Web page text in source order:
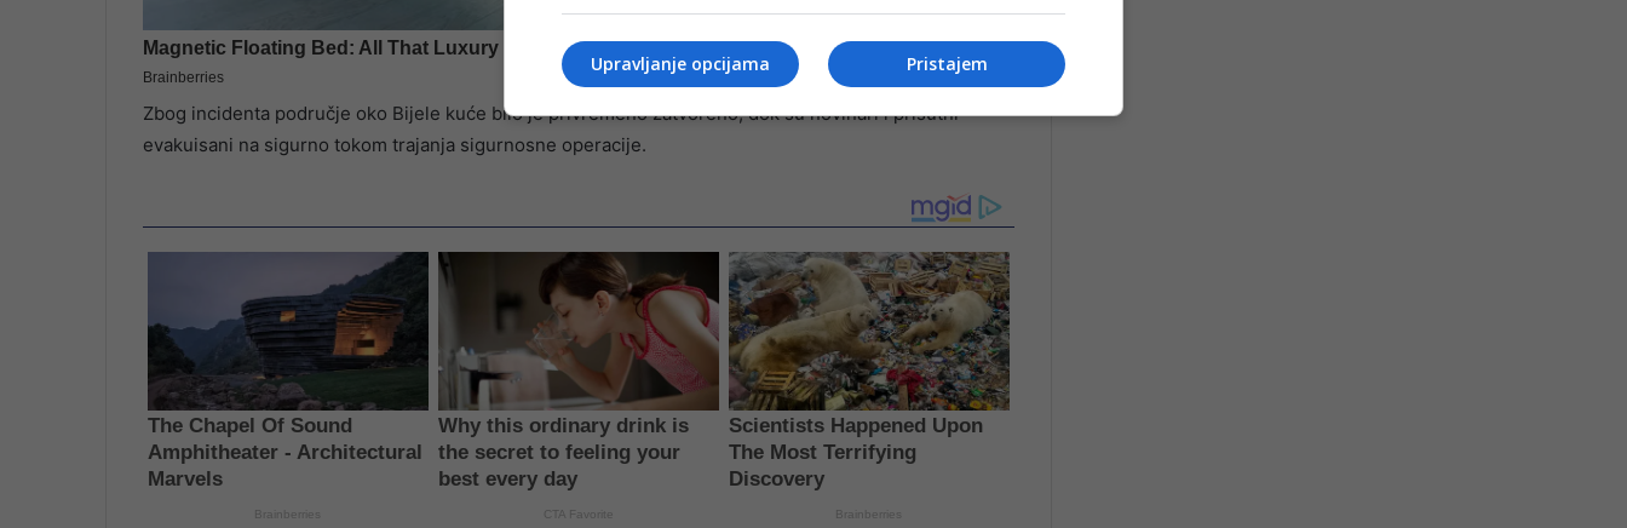
Zbog incidenta područje oko Bijele kuće bilo je privremeno zatvoreno, dok su novinari i prisutni
evakuisani na sigurno tokom trajanja sigurnosne operacije.
Pristajem
Upravljanje opcijama